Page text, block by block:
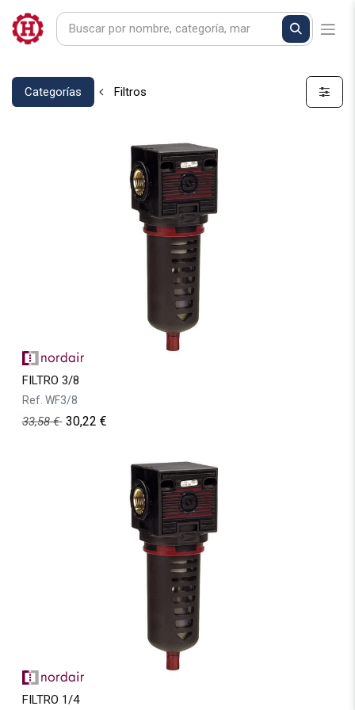
Categorías Filtros
FILTRO 3/8
Ref. WF3/8
33,58€ 30,22 €
FILTRO 1/4